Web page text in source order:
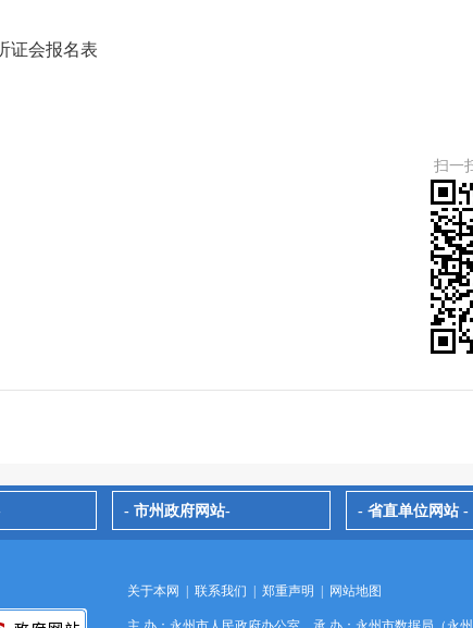
证会报名表
扫一
- 市州政府网站- - 省直单位网站 -
关于本网 联系我们 郑重声明 网站地图